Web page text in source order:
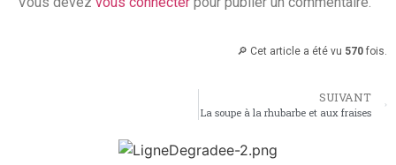
🔎 Cet article a été vu 570 fois.
SUIVANT
La soupe à la rhubarbe et aux fraises